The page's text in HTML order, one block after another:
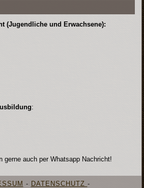
(Jugendliche und Erwachsene):
:
gerne auch per Whatsapp Nachricht!
- DATENSCHUTZ -